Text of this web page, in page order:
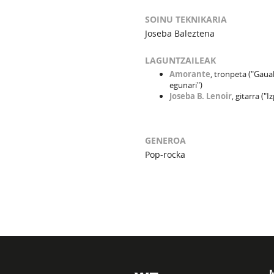
SOINU TEKNIKARIA
Joseba Baleztena
LAGUNTZAILEAK
Amorante, tronpeta
egunari")
Joseba B. Lenoir, gitarra
GENEROA
Pop-rocka